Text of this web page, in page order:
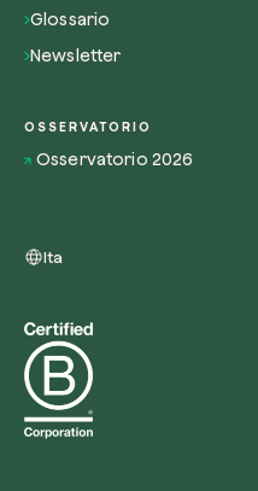
Glossario
Newsletter
OSSERVATORIO
Osservatorio 2026
Ita